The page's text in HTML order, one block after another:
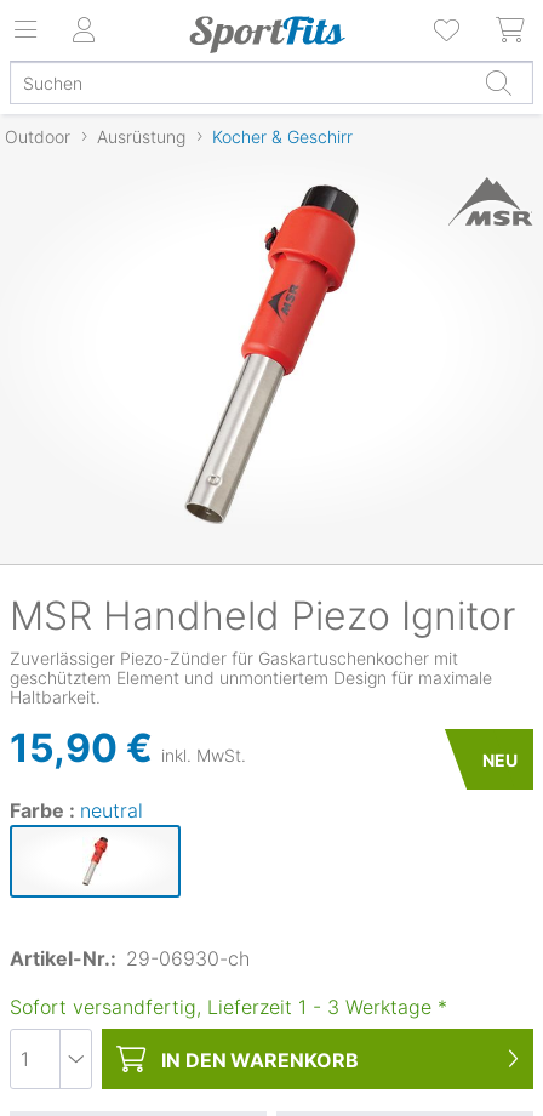
Outdoor Ausrüstung Kocher & Geschirr
MSR Handheld Piezo Ignitor
Zuverlässiger Piezo-Zünder für Gaskartuschenkocher mit
geschütztem Element und unmontiertem Design für maximale
Haltbarkeit.
15,90 € inkl. MwSt. NEU
Farbe : neutral
Artikel-Nr.: 29-06930-ch
Sofort versandfertig, Lieferzeit 1 - 3 Werktage *
IN DEN WARENKORB